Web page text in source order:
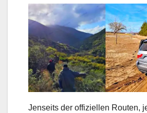
Jenseits der offiziellen Routen,